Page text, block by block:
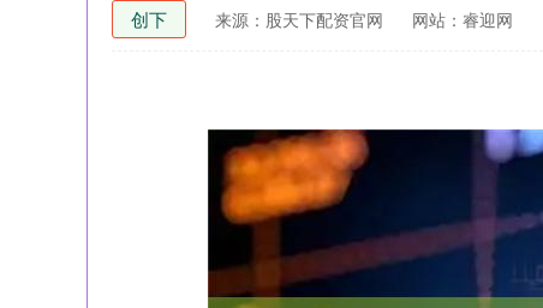
创下 来源：股天下配资官网 网站：睿迎网